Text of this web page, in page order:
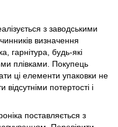
з заводськими
визначення
гарнітура, будь-які
плівками. Покупець
ці елементи упаковки не
потертості і
поставляється з